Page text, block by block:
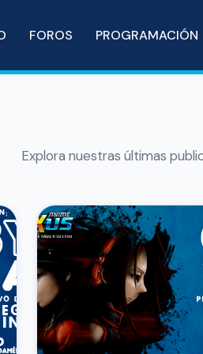
FOROS PROGRAMACIÓN
Explora nuestras últimas